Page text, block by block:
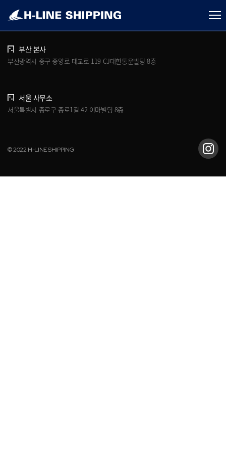
개인정보처리방침 브로슈어 다운로드
부산 본사
부산광역시 중구 중앙로 대교로 119 CJ대한통운빌딩 8층
서울 사무소
서울특별시 종로구 종로1길 42 이마빌딩 8층
© 2022 H-LINE SHIPPING.